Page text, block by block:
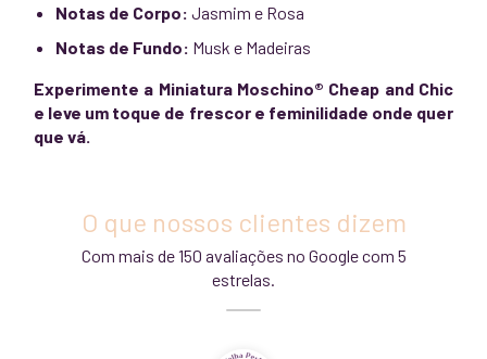
Notas de Corpo: Jasmim e Rosa
Notas de Fundo: Musk e Madeiras
Experimente a Miniatura Moschino® Cheap and Chic
e leve um toque de frescor e feminilidade onde quer
que vá.
O que nossos clientes dizem
Com mais de 150 avaliações no Google com 5
estrelas.